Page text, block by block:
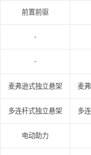
前置前驱
-
-
麦弗逊式独立悬架 麦
多连杆式独立悬架 多
电动助力